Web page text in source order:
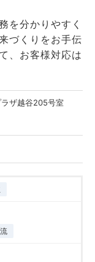
を分かりやすく
づくりをお手伝
、お客様対応は
ザ越谷205号室